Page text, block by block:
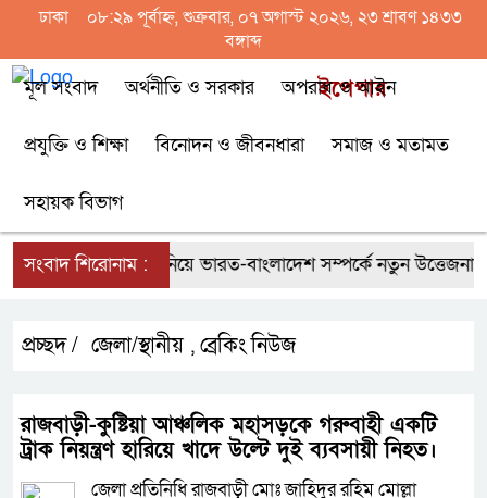
ঢাকা
০৮:২৯ পূর্বাহ্ন, শুক্রবার, ০৭ অগাস্ট ২০২৬, ২৩ শ্রাবণ ১৪৩৩
বঙ্গাব্দ
মূল সংবাদ অর্থনীতি ও সরকার অপরাধ ও আইন
প্রযুক্তি ও শিক্ষা বিনোদন ও জীবনধারা সমাজ ও মতামত
সহায়ক বিভাগ
ইপেপার
সংবাদ শিরোনাম :
হাসিনার বক্তব্য নিয়ে ভারত-বাংলাদেশ সম্পর্কে নতুন উত্তেজনা
প্রচ্ছদ / জেলা/স্থানীয় , ব্রেকিং নিউজ
রাজবাড়ী-কুষ্টিয়া আঞ্চলিক মহাসড়কে গরুবাহী একটি
ট্রাক নিয়ন্ত্রণ হারিয়ে খাদে উল্টে দুই ব্যবসায়ী নিহত।
জেলা প্রতিনিধি রাজবাড়ী মোঃ জাহিদুর রহিম মোল্লা